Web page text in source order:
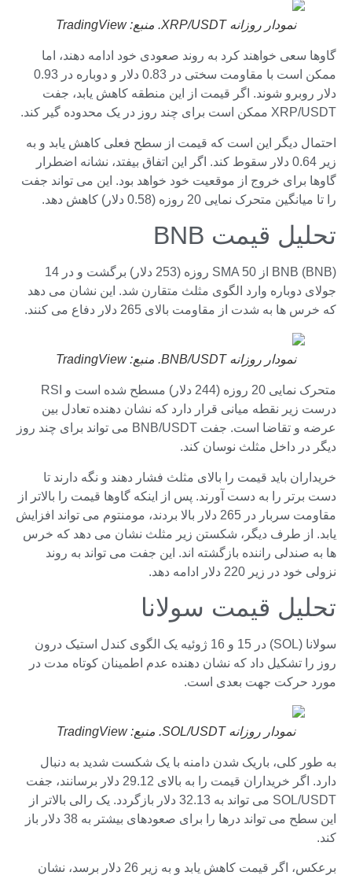
نمودار روزانه XRP/USDT. منبع: TradingView
گاوها سعی خواهند کرد به روند صعودی خود ادامه دهند، اما
ممکن است با مقاومت سختی در 0.83 دلار و دوباره در 0.93
دلار روبرو شوند. اگر قیمت از این منطقه کاهش یابد، جفت
XRP/USDT ممکن است برای چند روز در یک محدوده گیر کند.
احتمال دیگر این است که قیمت از سطح فعلی کاهش یابد و به
زیر 0.64 دلار سقوط کند. اگر این اتفاق بیفتد، نشانه اضطرار
گاوها برای خروج از موقعیت خود خواهد بود. این می تواند جفت
را تا میانگین متحرک نمایی 20 روزه (0.58 دلار) کاهش دهد.
تحلیل قیمت BNB
BNB (BNB) از SMA 50 روزه (253 دلار) برگشت و در 14
جولای دوباره وارد الگوی مثلث متقارن شد. این نشان می دهد
که خرس ها به شدت از مقاومت بالای 265 دلار دفاع می کنند.
نمودار روزانه BNB/USDT. منبع: TradingView
متحرک نمایی 20 روزه (244 دلار) مسطح شده است و RSI
درست زیر نقطه میانی قرار دارد که نشان دهنده تعادل بین
عرضه و تقاضا است. جفت BNB/USDT می تواند برای چند روز
دیگر در داخل مثلث نوسان کند.
خریداران باید قیمت را بالای مثلث فشار دهند و نگه دارند تا
دست برتر را به دست آورند. پس از اینکه گاوها قیمت را بالاتر از
مقاومت سربار در 265 دلار بالا بردند، مومنتوم می تواند افزایش
یابد. از طرف دیگر، شکستن زیر مثلث نشان می دهد که خرس
ها به صندلی راننده بازگشته اند. این جفت می تواند به روند
نزولی خود در زیر 220 دلار ادامه دهد.
تحلیل قیمت سولانا
سولانا (SOL) در 15 و 16 ژوئیه یک الگوی کندل استیک درون
روز را تشکیل داد که نشان دهنده عدم اطمینان کوتاه مدت در
مورد حرکت جهت بعدی است.
نمودار روزانه SOL/USDT. منبع: TradingView
به طور کلی، باریک شدن دامنه با یک شکست شدید به دنبال
دارد. اگر خریداران قیمت را به بالای 29.12 دلار برسانند، جفت
SOL/USDT می تواند به 32.13 دلار بازگردد. یک رالی بالاتر از
این سطح می تواند درها را برای صعودهای بیشتر به 38 دلار باز
کند.
برعکس، اگر قیمت کاهش یابد و به زیر 26 دلار برسد، نشان